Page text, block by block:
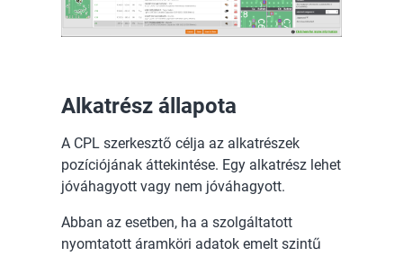
Alkatrész állapota
A CPL szerkesztő célja az alkatrészek
pozíciójának áttekintése. Egy alkatrész lehet
jóváhagyott vagy nem jóváhagyott.
Abban az esetben, ha a szolgáltatott
nyomtatott áramköri adatok emelt szintű